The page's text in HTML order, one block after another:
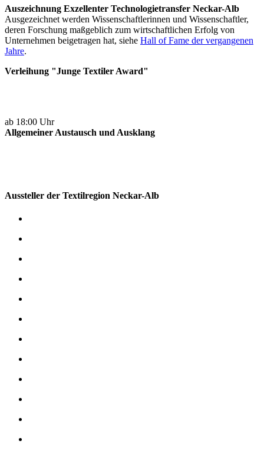
Auszeichnung Exzellenter Technologietransfer Neckar-Alb
Ausgezeichnet werden Wissenschaftlerinnen und Wissenschaftler,
deren Forschung maßgeblich zum wirtschaftlichen Erfolg von
Unternehmen beigetragen hat, siehe Hall of Fame der vergangenen
Jahre.
Verleihung "Junge Textiler Award"
ab 18:00 Uhr
Allgemeiner Austausch und Ausklang
Aussteller der Textilregion Neckar-Alb